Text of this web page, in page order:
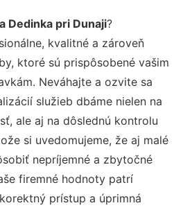
Dedinka pri Dunaji?
kvalitné a zároveň
ktoré sú prispôsobené vašim
Neváhajte a ozvite sa
služieb dbáme nielen na
ale aj na dôslednú kontrolu
si uvedomujeme, že aj malé
nepríjemné a zbytočné
firemné hodnoty patrí
prístup a úprimná